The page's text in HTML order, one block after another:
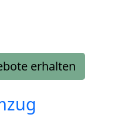
erhalten